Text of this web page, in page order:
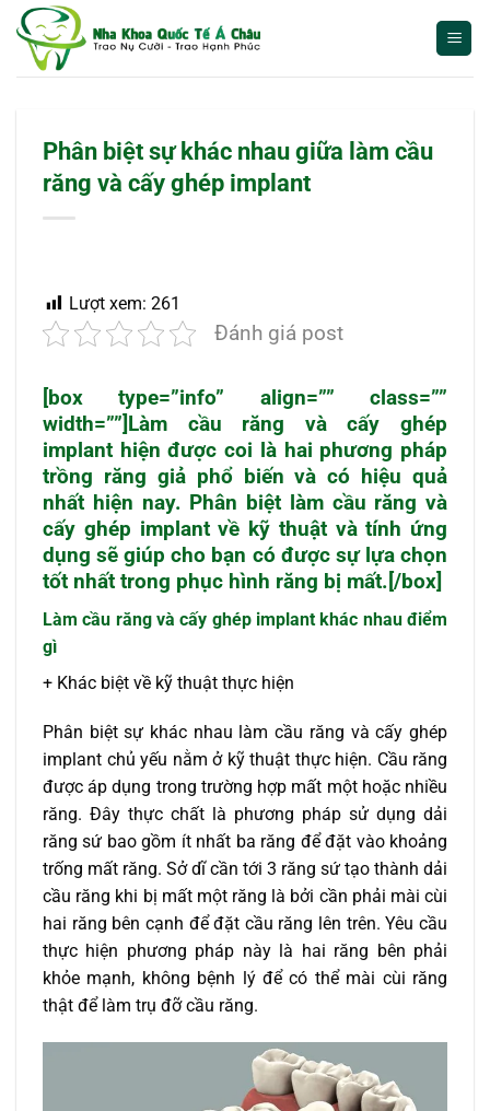
qua
Phân biệt sự khác nhau giữa làm cầu
răng và cấy ghép implant
Lượt xem: 261
Đánh giá post
[box type=”info” align=”” class=””
width=””]Làm cầu răng và cấy ghép
implant hiện được coi là hai phương pháp
trồng răng giả phổ biến và có hiệu quả
nhất hiện nay. Phân biệt làm cầu răng và
cấy ghép implant về kỹ thuật và tính ứng
dụng sẽ giúp cho bạn có được sự lựa chọn
tốt nhất trong phục hình răng bị mất.[/box]
Làmcầu răng và cấy ghépimplant khác nhau điểm
gì
+ Khác biệt về kỹ thuật thực hiện
Phân biệt sự khác nhau làm cầu răng và cấy ghép
implant chủ yếu nằm ở kỹ thuật thực hiện. Cầu răng
được áp dụng trong trường hợp mất một hoặc nhiều
răng. Đây thực chất là phương pháp sử dụng dải
răng sứ bao gồm ít nhất ba răng để đặt vào khoảng
trống mất răng. Sở dĩ cần tới 3 răng sứ tạo thành dải
cầu răng khi bị mất một răng là bởi cần phải mài cùi
hai răng bên cạnh để đặt cầu răng lên trên. Yêu cầu
thực hiện phương pháp này là hai răng bên phải
khỏe mạnh, không bệnh lý để có thể mài cùi răng
thật để làm trụ đỡ cầu răng.